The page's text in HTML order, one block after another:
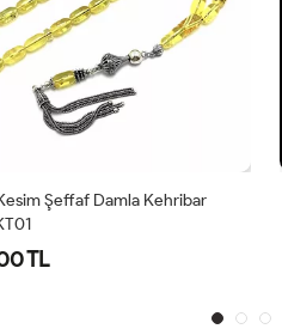
Şeffaf Damla Kehribar
TL